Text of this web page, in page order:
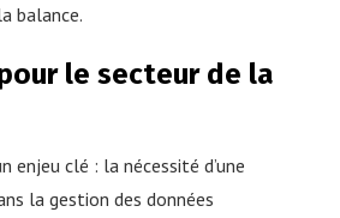
balance.
le secteur de la
clé : la nécessité d’une
la gestion des données